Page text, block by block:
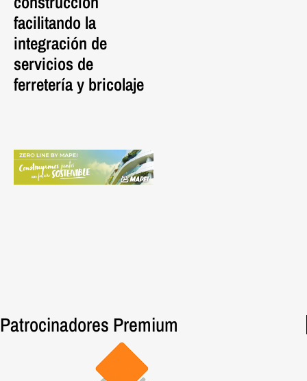
facilitando la
integración de
servicios de
ferretería y bricolaje
Patrocinadores Premium